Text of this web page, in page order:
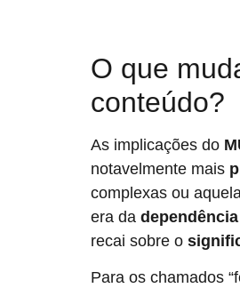
O que
conteúdo?
As implicações do
notavelmente mais
complexas ou
era da
recai sobre o
Para os chamados